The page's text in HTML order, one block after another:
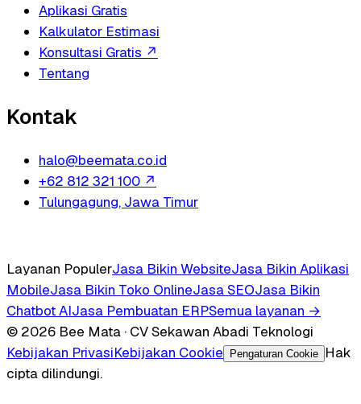
Aplikasi Gratis
Kalkulator Estimasi
Konsultasi Gratis ↗
Tentang
Kontak
halo@beemata.co.id
+62 812 321 100 ↗
Tulungagung, Jawa Timur
Layanan PopulerJasa Bikin WebsiteJasa Bikin Aplikasi
MobileJasa Bikin Toko OnlineJasa SEOJasa Bikin
Chatbot AIJasa Pembuatan ERPSemua layanan →
© 2026 Bee Mata · CV Sekawan Abadi Teknologi
Kebijakan PrivasiKebijakan Cookie Pengaturan Cookie
Hak
cipta dilindungi.